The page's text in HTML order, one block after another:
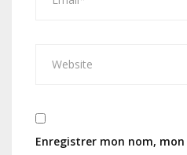
Enregistrer mon nom,